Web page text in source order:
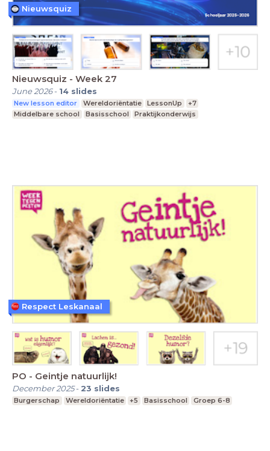
Nieuwsquiz - Week 27
June 2026- 14 slides
New lesson editor Wereldoriëntatie LessonUp
+7
Middelbare school
Basisschool Praktijkonderwijs
Nieuwsquiz
PO - Geintje natuurlijk!
December 2025- 23 slides
Burgerschap Wereldoriëntatie +5 Basisschool Groep 6-8
Respect Leskanaal